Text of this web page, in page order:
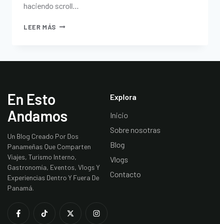
haciendo scroll…
LEER MÁS
En Esto
Andamos
Un Blog Creado Por Dos
Panameñas Que Comparten
Viajes, Turismo Interno,
Gastronomía, Eventos, Vlogs Y
Experiencias Dentro Y Fuera De
Panamá.
Explora
Inicio
Sobre nosotras
Blog
Vlogs
Contacto